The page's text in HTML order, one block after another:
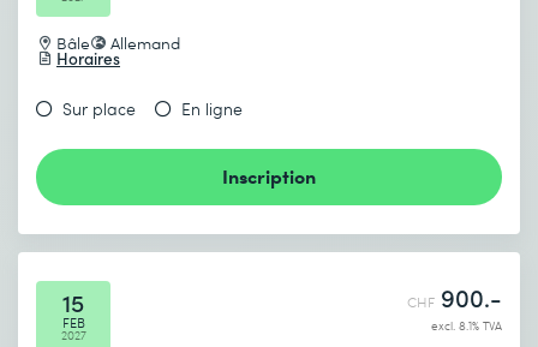
Bâle Allemand
Horaires
Sur place En ligne
Inscription
15
FEB
2027
CHF 900.-
excl. 8.1% TVA